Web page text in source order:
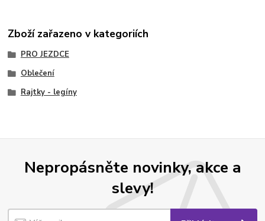
Zboží zařazeno v kategoriích
PRO JEZDCE
Oblečení
Rajtky - legíny
Nepropásněte novinky, akce a
slevy!